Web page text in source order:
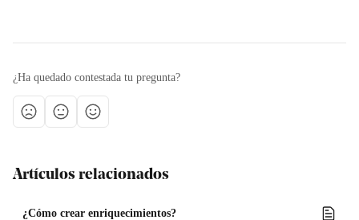
¿Ha quedado contestada tu pregunta?
Artículos relacionados
¿Cómo crear enriquecimientos?